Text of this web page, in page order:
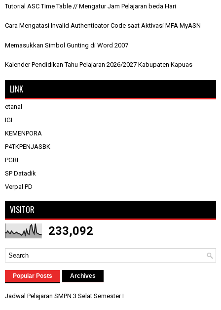
Tutorial ASC Time Table // Mengatur Jam Pelajaran beda Hari
Cara Mengatasi Invalid Authenticator Code saat Aktivasi MFA MyASN
Memasukkan Simbol Gunting di Word 2007
Kalender Pendidikan Tahu Pelajaran 2026/2027 Kabupaten Kapuas
LINK
etanal
IGI
KEMENPORA
P4TKPENJASBK
PGRI
SP Datadik
Verpal PD
VISITOR
233,092
Popular Posts Archives
Jadwal Pelajaran SMPN 3 Selat Semester I